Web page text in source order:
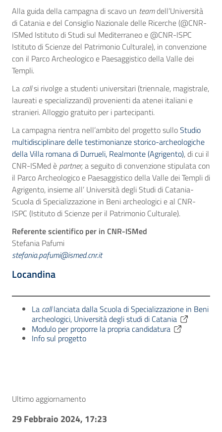
Alla guida della campagna di scavo un teamdell’Università
di Catania e del Consiglio Nazionale delle Ricerche (@CNR-
ISMed Istituto di Studi sul Mediterraneo e @CNR-ISPC
Istituto di Scienze del Patrimonio Culturale), in convenzione
con il Parco Archeologico e Paesaggistico della Valle dei
Templi.
La callsi rivolge a studenti universitari (triennale, magistrale,
laureati e specializzandi) provenienti da atenei italiani e
stranieri. Alloggio gratuito per i partecipanti.
La campagna rientra nell’ambito del progetto sulloStudio
multidisciplinare delle testimonianze storico-archeologiche
della Villa romana di Durrueli, Realmonte (Agrigento), di cui il
CNR-ISMed è partner,a seguito di convenzione stipulata con
il Parco Archeologico e Paesaggistico della Valle dei Templi di
Agrigento, insieme all’ Università degli Studi di Catania-
Scuola di Specializzazione in Beni archeologici e al CNR-
ISPC (Istituto di Scienze per il Patrimonio Culturale).
Referente scientifico per in CNR-ISMed
Stefania Pafumi
stefania.pafumi@ismed.cnr.it
Locandina
La calllanciata dalla Scuola di Specializzazione in Beni
archeologici, Università degli studi di Catania
Modulo per proporre la propria candidatura
Info sul progetto
Ultimo aggiornamento
29 Febbraio 2024, 17:23